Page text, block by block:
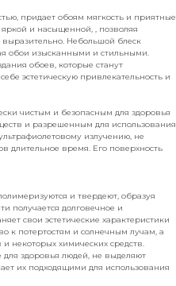
придает обоям мягкость и приятные
и насыщенной, , позволяя
Небольшой блеск
обои изысканными и стильными.
обоев, которые станут
эстетическую привлекательность и
чистым и безопасным для здоровья
и разрешенным для использования
излучению, не
длительное время. Его поверхность
и твердеют, образуя
получается долговечное и
свои эстетические характеристики
к потертостям и солнечным лучам, а
некоторых химических средств.
для здоровья людей, не выделяют
их подходящими для использования